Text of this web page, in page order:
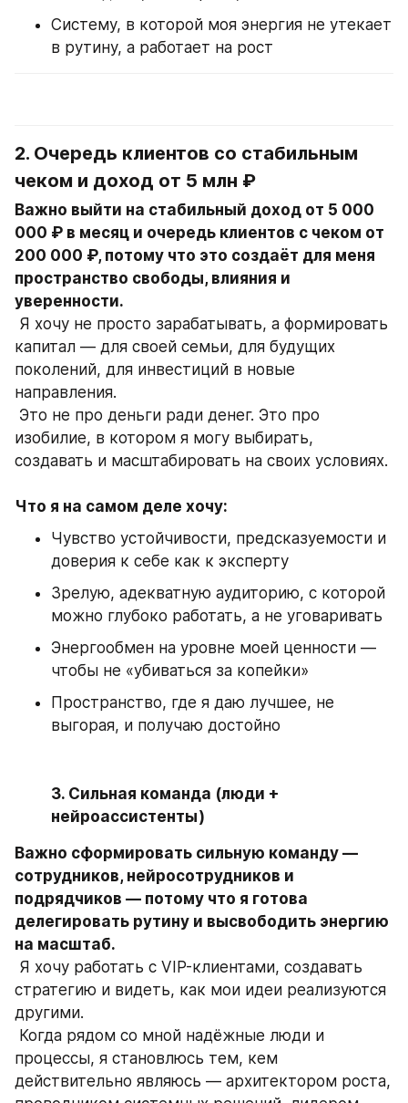
Систему, в которой моя энергия не утекает
в рутину, а работает на рост
2. Очередь клиентов со стабильным
чеком и доход от 5 млн ₽
Важно выйти на стабильный доход от 5 000
000 ₽ в месяц и очередь клиентов с чеком от
200 000 ₽, потому что это создаёт для меня
пространство свободы, влияния и
уверенности.
капитал — для своей семьи, для будущих
поколений, для инвестиций в новые
направления.
изобилие, в котором я могу выбирать,
создавать и масштабировать на своих условиях.
Что я на самом деле хочу:
Чувство устойчивости, предсказуемости и
доверия к себе как к эксперту
Зрелую, адекватную аудиторию, с которой
можно глубоко работать, а не уговаривать
Энергообмен на уровне моей ценности —
чтобы не «убиваться за копейки»
Пространство, где я даю лучшее, не
выгорая, и получаю достойно
3. Сильная команда (люди +
нейроассистенты)
Важно сформировать сильную команду —
сотрудников, нейросотрудников и
подрядчиков — потому что я готова
делегировать рутину и высвободить энергию
на масштаб.
стратегию и видеть, как мои идеи реализуются
другими.
процессы, я становлюсь тем, кем
действительно являюсь — архитектором роста,